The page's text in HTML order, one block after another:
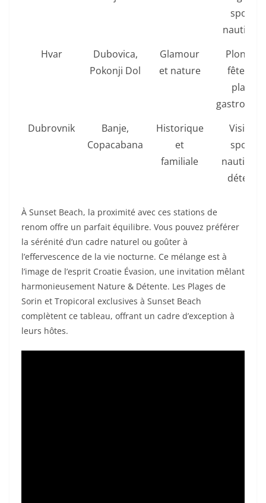
sports
Hvar
Dubovica,
Pokonji Dol
Glamour
et nature
Plongée,
fêtes de
plage,
Dubrovnik
Banje,
Copacabana
Historique
et
familiale
Visites,
sports
détente
À Sunset Beach, la proximité avec ces stations de
renom offre un parfait équilibre. Vous pouvez préférer
la sérénité d’un cadre naturel ou goûter à
l’effervescence de la vie nocturne. Ce mélange est à
l’image de l’esprit Croatie Évasion, une invitation mêlant
harmonieusement Nature & Détente. Les Plages de
Sorin et Tropicoral exclusives à Sunset Beach
complètent ce tableau, offrant un cadre d’exception à
leurs hôtes.